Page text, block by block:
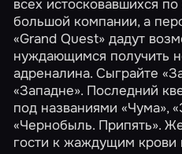
всех истосковавшихся
большой компании, а
«Grand Quest» дадут
нуждающимся получить
адреналина. Сыграйте
«Западне». Последний
под названиями «Чума»,
«Чернобыль. Припять».
гости к жаждущим крови